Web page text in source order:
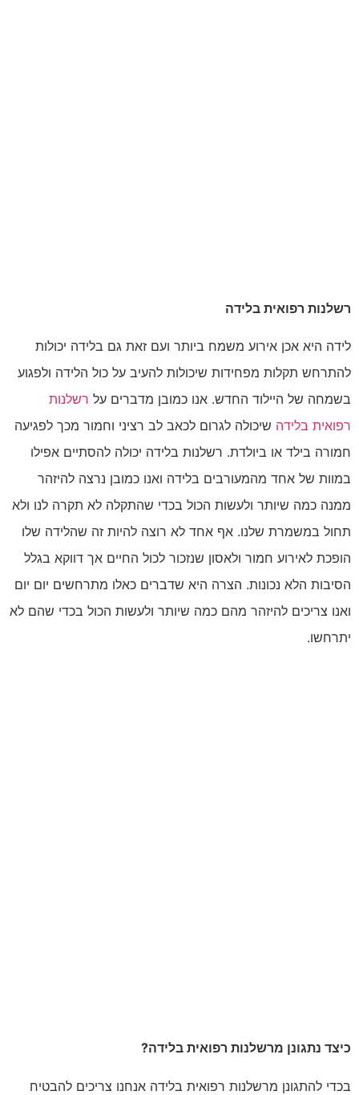
רשלנות רפואית בלידה
לידה היא אכן אירוע משמח ביותר ועם זאת גם בלידה יכולות
להתרחש תקלות מפחידות שיכולות להעיב על כול הלידה ולפגוע
בשמחה של היילוד החדש. אנו כמובן מדברים על רשלנות
רפואית בלידה שיכולה לגרום לכאב לב רציני וחמור מכך לפגיעה
חמורה בילד או ביולדת. רשלנות בלידה יכולה להסתיים אפילו
במוות של אחד מהמעורבים בלידה ואנו כמובן נרצה להיזהר
ממנה כמה שיותר ולעשות הכול בכדי שהתקלה לא תקרה לנו ולא
תחול במשמרת שלנו. אף אחד לא רוצה להיות זה שהלידה שלו
הופכת לאירוע חמור ולאסון שנזכור לכול החיים אך דווקא בגלל
הסיבות הלא נכונות. הצרה היא שדברים כאלו מתרחשים יום יום
ואנו צריכים להיזהר מהם כמה שיותר ולעשות הכול בכדי שהם לא
יתרחשו.
כיצד נתגונן מרשלנות רפואית בלידה?
בכדי להתגונן מרשלנות רפואית בלידה אנחנו צריכים להבטיח